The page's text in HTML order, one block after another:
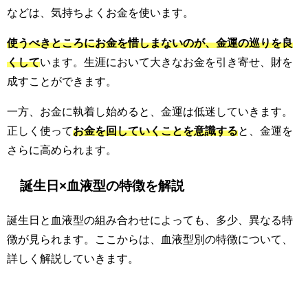
などは、気持ちよくお金を使います。
使うべきところにお金を惜しまないのが、金運の巡りを良
くしています。生涯において大きなお金を引き寄せ、財を
成すことができます。
一方、お金に執着し始めると、金運は低迷していきます。
正しく使ってお金を回していくことを意識すると、金運を
さらに高められます。
誕生日×血液型の特徴を解説
誕生日と血液型の組み合わせによっても、多少、異なる特
徴が見られます。ここからは、血液型別の特徴について、
詳しく解説していきます。